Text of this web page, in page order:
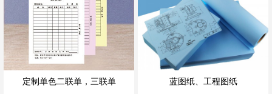
定制单色二联单，三联单 蓝图纸、工程图纸